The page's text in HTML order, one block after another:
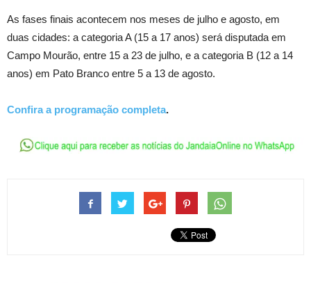
As fases finais acontecem nos meses de julho e agosto, em
duas cidades: a categoria A (15 a 17 anos) será disputada em
Campo Mourão, entre 15 a 23 de julho, e a categoria B (12 a 14
anos) em Pato Branco entre 5 a 13 de agosto.
Confira a programação completa.